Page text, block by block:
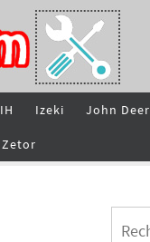
IH Izeki John
Zetor